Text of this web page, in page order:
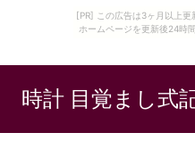
[PR] この広告は3ヶ月以上更
ホームページを更新後24時
時計 目覚まし式